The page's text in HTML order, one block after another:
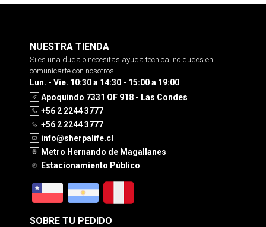
NUESTRA TIENDA
Si es una duda o necesitas ayuda tecnica, no dudes en
comunicarte con nosotros
Lun. - Vie. 10:30 a 14:30 - 15:00 a 19:00
Apoquindo 7331 OF 918 - Las Condes
+56 2 2244 3777
+56 2 2244 3777
info@sherpalife.cl
Metro Hernando de Magallanes
Estacionamiento Público
SOBRE TU PEDIDO